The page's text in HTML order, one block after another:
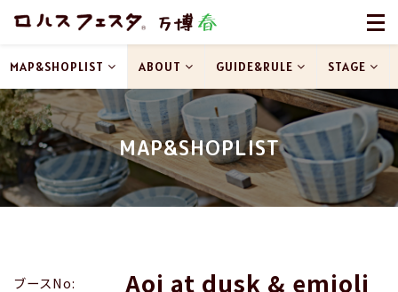
MAP&SHOPLIST
MAP&SHOPLIST ABOUT GUIDE&RULE STAGE
ブースNo: Aoi at dusk & emioli